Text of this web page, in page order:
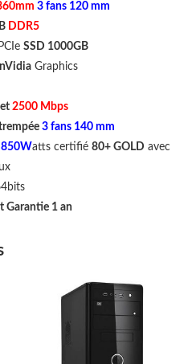
3 fans 120 mm
DDR5
SSD 1000GB
nVidiaGraphics
2500 Mbps
3 fans 140 mm
850Watts certifié 80+ GOLD avec
Garantie 1 an